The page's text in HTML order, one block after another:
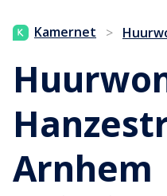
Kamernet >
Arnhem